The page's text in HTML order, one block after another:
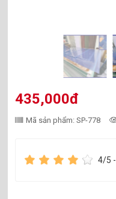
435,000đ
Mã sản phẩm: SP-778
4/5 -